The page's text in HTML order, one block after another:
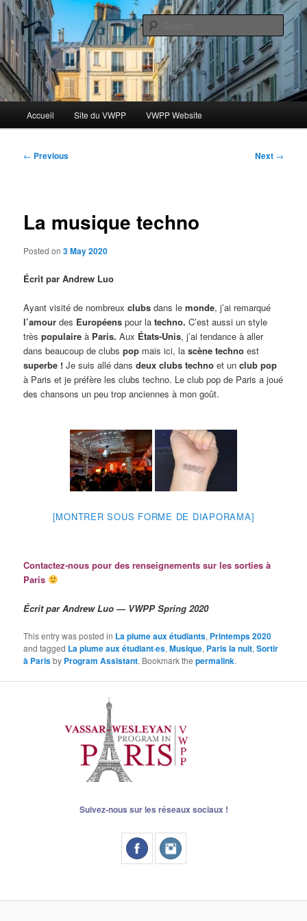
Skip
primary
contentBlog VWPP
Le blog des étudiants du Vassar-Wesleyan Programme à Paris
Accueil Site du VWPP VWPP Website
Post
← Previous Next →
La musique techno
Posted on3 May 2020
Écrit par Andrew Luo
Ayant visité de nombreuxclubs dans lemonde, j’ai remarqué
l’amour des Européens pour latechno. C’est aussi un style
trèspopulaire à Paris. Aux États-Unis, j’ai tendance à aller
dans beaucoup de clubspop mais ici, lascène techno est
superbe ! Je suis allé dansdeux clubs techno et unclub pop
à Paris et je préfère les clubs techno. Le club pop de Paris a joué
des chansons un peu trop anciennes à mon goût.
[MONTRER SOUS FORME DE DIAPORAMA]
Contactez-nous pour des renseignements sur les sorties à
Paris
Écrit par Andrew Luo — VWPP Spring 2020
This entry was posted in La plume aux étudiants, Printemps 2020
and tagged La plume aux étudiant·es,Musique, Paris la nuit,Sortir
à Parisby Program Assistant. Bookmark thepermalink.
Suivez-nous sur les réseaux sociaux !